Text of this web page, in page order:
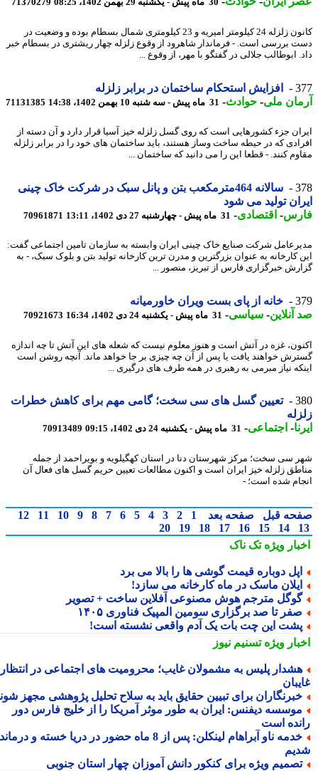
30 ماه پیش - یکشنبه 29 بهمن 1402، 08:25 71370279
کانون زلزله 24 کیلومتر امیریه و 23 کیلومتری شمال بسطام بوده و وضعیت در
بررسی است. - فرماندار شاهرود از وقوع زلزله چهار ریشتری در بسطام خبر
ابوطالب جلالی در گفتگو با مهر، از وقوع ...
افزایش استحکام ساختمان در برابر زلزله
ملی-حوادث -31 ماه پیش - سه شنبه 10 بهمن 1402، 14:38 71131385
جزء کشورهایی است که روی گسل زلزله خیز آسیا قرار دارد و آن دسته از
که در حیطه ساخت وساز هستند، باید ساختمان های خود را در برابر زلزله
کنند. - قطعا این را می دانید که ساختمان ...
سالانه 464مترمکعب بتن و پانل سبک در شرکت خاک چینی
تولید می شود
-اقتصادی-31 ماه پیش - چهارشنبه 27 دی 1402، 13:11 70961871
شرکت صنایع خاک چینی ایران وابسته به سازمان تامین اجتماعی گفت:
کارخانه به عنوان بزرگترین و مدرن ترین کارخانه تولید بتن و بلوک سبک، - به
خبرگزاری فارس از تبریز، منصور ...
خانه از پای بست ویران خاورمیانه
-سیاسی-31 ماه پیش - یکشنبه 24 دی 1402، 16:34 70921673
غزه در آتش است و هنوز معلوم نیست که شعله های این آتش تا چه اندازه
خواهند یافت یا پس از آن چه چیزی بر جا خواهد ماند. آنچه روشن است
نیاز مبرمی به رهبری در همه طرف های درگیری ...
تعیین گسل های سی سخت؛ گامی مهم برای کاهش خطرات
-اجتماعی-31 ماه پیش - یکشنبه 24 دی 1402، 09:15 70913489
سی سخت؛ مرکز شهرستان دنا در استان کهگیلویه و بویراحمد از جمله
زلزله خیز ایران است و اکنون مطالعات تعیین حریم گسل های فعال آن
شده است؛ -
قبل صفحه بعد 1
2
3
4
5
6
7
8
9
10
11
12
14
15
16
17
18
19
20
ویژهتک ناک
دوباره قیمت گوشی ها را بالا می برد
ماسک در ماه کارخانه می سازد!
مترجم هوش مصنوعی آفلاین ساخت + تصویر
تا صد برگزاری سومین المپیک فناوری ۱۴۰۵
این چت بات یک آدم واقعی نشسته است!
ویژهتسنیم نیوز
پلیس به مشمولان غایب؛ محرومیت های اجتماعی در انتظار
برای تبیین حقایق باید به سلاح تحلیل پژوهشی مجهز شوند
دیفنس: ایران به طور موثر آمریکا را از خلیج فارس دور
است
خدمه ناو آبراهام لینکلن: پس از 8 ماه حضور در دریا خسته و درمانده
ویژه برای کنکور دانش آموزان چهار استان جنوبی